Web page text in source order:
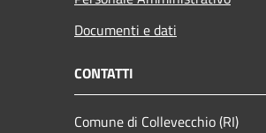
Documenti e dati
CONTATTI
Comune di Collevecchio (RI)